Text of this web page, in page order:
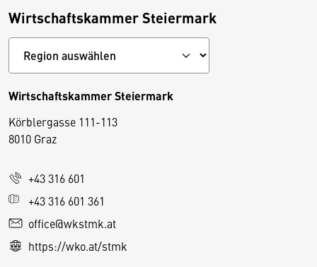
Wirtschaftskammer Steiermark
Wirtschaftskammer Steiermark
Körblergasse 111-113
8010 Graz
+43 316 601
+43 316 601 361
office@wkstmk.at
https://wko.at/stmk
D
i
s
e
S
e